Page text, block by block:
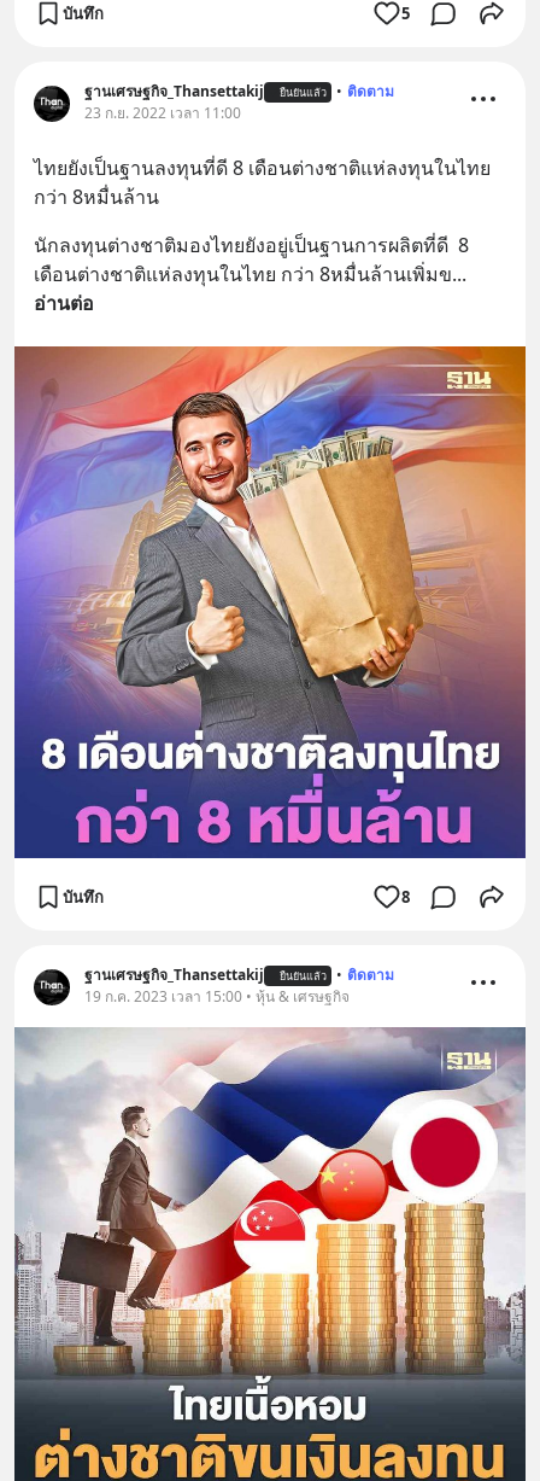
บันทึก 5
ฐานเศรษฐกิจ_Thansettakij ยืนยันแล้ว • ติดตาม
23 ก.ย. 2022 เวลา 11:00
ไทยยังเป็นฐานลงทุนที่ดี 8 เดือนต่างชาติแห่ลงทุนในไทย
กว่า 8หมื่นล้าน
นักลงทุนต่างชาติมองไทยยังอยู่เป็นฐานการผลิตที่ดี  8
เดือนต่างชาติแห่ลงทุนในไทย กว่า 8หมื่นล้านเพิ่มข
อ่านต่อ
บันทึก 8
ฐานเศรษฐกิจ_Thansettakij ยืนยันแล้ว • ติดตาม
19 ก.ค. 2023 เวลา 15:00 • หุ้น & เศรษฐกิจ